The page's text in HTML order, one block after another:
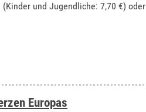
(Kinder und Jugendliche: 7,70 €)
Europas